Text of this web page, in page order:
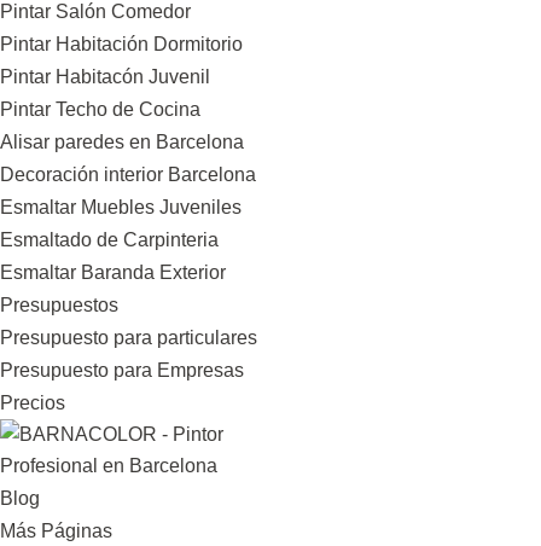
Pintar Salón Comedor
Pintar Habitación Dormitorio
Pintar Habitacón Juvenil
Pintar Techo de Cocina
Alisar paredes en Barcelona
Decoración interior Barcelona
Esmaltar Muebles Juveniles
Esmaltado de Carpinteria
Esmaltar Baranda Exterior
Presupuestos
Presupuesto para particulares
Presupuesto para Empresas
Precios
Blog
Más Páginas